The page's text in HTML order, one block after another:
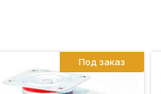
Под заказ